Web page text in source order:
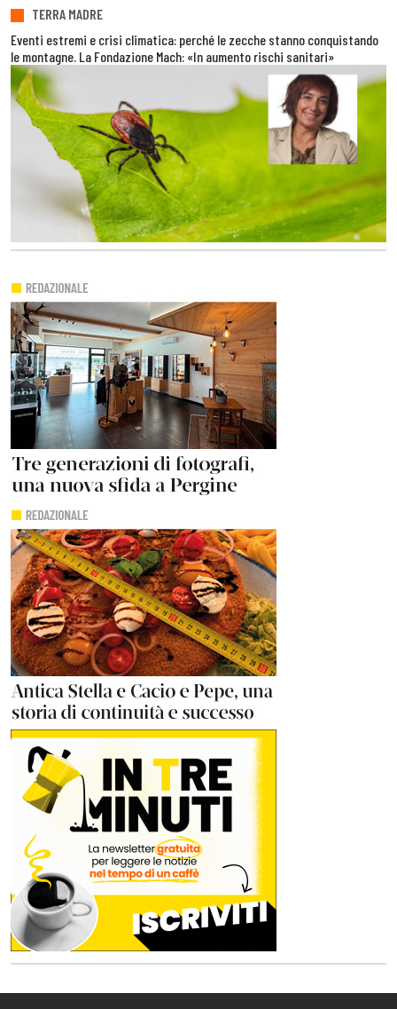
TERRA MADRE
Eventi estremi e crisi climatica: perché le zecche stanno conquistando
le montagne. La Fondazione Mach: «In aumento rischi sanitari»